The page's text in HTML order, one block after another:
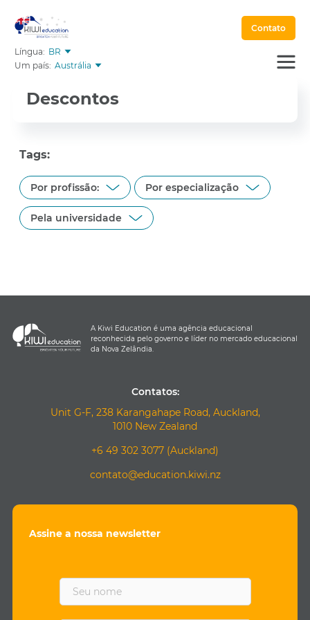
Língua: BR
Um país: Austrália
Contato
Descontos
Tags:
Por profissão: Por especialização
Pela universidade
A Kiwi Education é uma agência educacional
reconhecida pelo governo e líder no mercado educacional
da Nova Zelândia.
Contatos:
Unit G-F, 238 Karangahape Road, Auckland,
1010 New Zealand
+6 49 302 3077 (Auckland)
contato@education.kiwi.nz
Assine a nossa newsletter
F